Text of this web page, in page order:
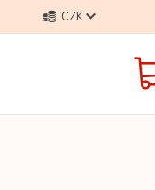
CZK